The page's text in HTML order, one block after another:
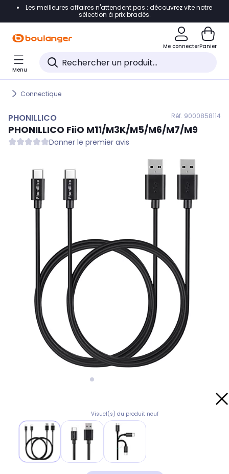
Accéder directement à la navigation
Accéder directement au pied de page
Accéder directement au chatbot
Les meilleures affaires n'attendent pas : découvrez vite notre
sélection à prix bradés.
Me connecterPanier
Menu
Connectique
PHONILLICO Réf. 9000858114
PHONILLICO FiiO M11/M3K/M5/M6/M7/M9
Donner le premier avis
Visuel(s) du produit neuf